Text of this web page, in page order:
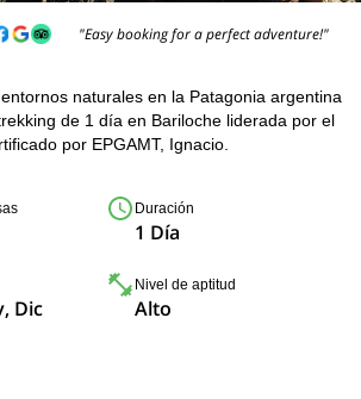
"Easy booking for a perfect adventure!"
naturales en la Patagonia argentina
de 1 día en Bariloche liderada por el
por EPGAMT, Ignacio.
Duración
1 Día
Dic
Nivel de aptitud
Alto